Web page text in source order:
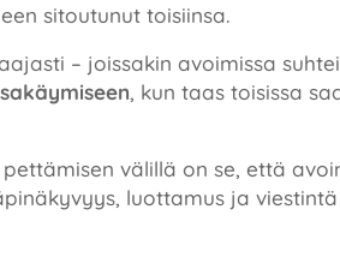
sitoutunut toisiinsa.
– joissakin avoimissa
, kun taas toisissa
välillä on se, että
luottamus ja